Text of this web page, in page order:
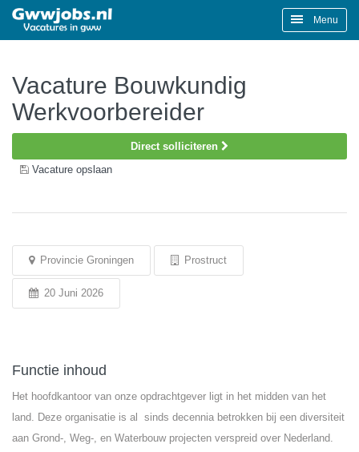
Menu
Vacature Bouwkundig
Werkvoorbereider
Direct solliciteren
Vacature opslaan
Provincie Groningen Prostruct
20 Juni 2026
Functie inhoud
Het hoofdkantoor van onze opdrachtgever ligt in het midden van het
land. Deze organisatie is al sinds decennia betrokken bij een diversiteit
aan Grond-, Weg-, en Waterbouw projecten verspreid over Nederland.